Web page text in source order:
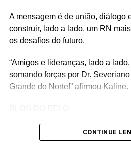
A mensagem é de união, diálogo
construir, lado a lado, um RN
os desafios do futuro.
“Amigos e lideranças, lado a
somando forças por Dr.
Grande do Norte!” afirmou Kaline.
CONTINUE